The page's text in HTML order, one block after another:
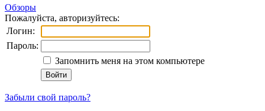
Обзоры
Пожалуйста, авторизуйтесь:
Логин:
Пароль:
Запомнить меня на этом компьютере
Забыли свой пароль?